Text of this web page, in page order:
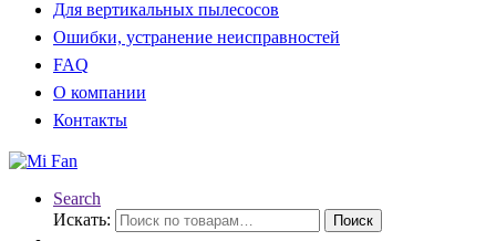
Для вертикальных пылесосов
Ошибки, устранение неисправностей
FAQ
О компании
Контакты
Search
Искать:
Поиск